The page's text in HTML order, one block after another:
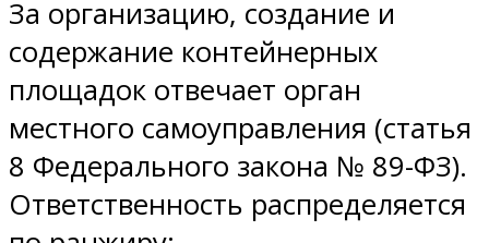
За организацию, создание и
содержание контейнерных
площадок отвечает орган
местного самоуправления (статья
8 Федерального закона № 89-ФЗ).
Ответственность распределяется